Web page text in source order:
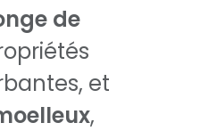
de
et
,